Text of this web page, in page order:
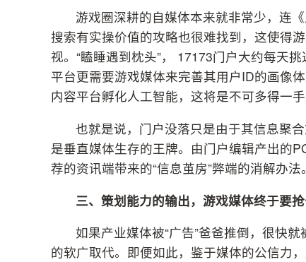
游戏圈深耕的自媒体本来就非常少，连
搜索有实操价值的攻略也很难找到，这使得
视。“瞌睡遇到枕头”， 17173门户大约每天
平台更需要游戏媒体来完善其用户ID的画像
内容平台孵化人工智能，这将是不可多得一手
也就是说，门户没落只是由于其信息聚
是垂直媒体生存的王牌。由门户编辑产出的
荐的资讯端带来的“信息茧房”弊端的消解办法。
三、策划能力的输出，游戏媒体终于要
如果产业媒体被“广告”爸爸推倒，很快
的软广取代。即便如此，鉴于媒体的公信力